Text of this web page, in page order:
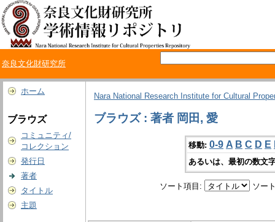
奈良文化財研究所
ホーム
ブラウズ
コミュニティ/
コレクション
発行日
著者
タイトル
主題
Nara National Research Institute for Cultural
ブラウズ : 著者 岡田, 愛
移動: 0-9 A B C D E
あるいは、最初の数文
ソート項目: ソー